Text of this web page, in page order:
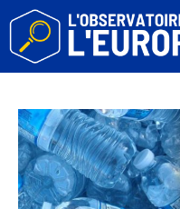
Aller
contenu